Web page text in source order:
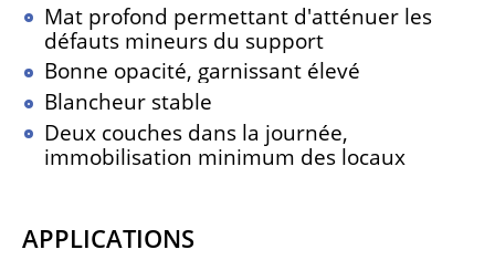
Mat profond permettant d'atténuer les
défauts mineurs du support
Bonne opacité, garnissant élevé
Blancheur stable
Deux couches dans la journée,
immobilisation minimum des locaux
Applications